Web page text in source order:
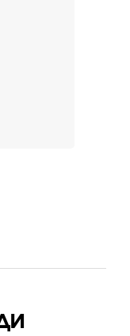
гарантія на
(* Для
повної
por